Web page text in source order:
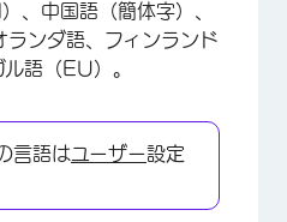
、中国語（簡体字）、
ランダ語、フィンランド
語（EU）。
言語はユーザー設定